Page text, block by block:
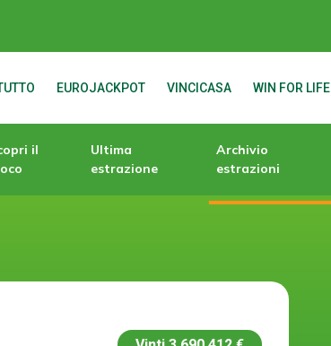
EUROJACKPOT VINCICASA WIN FOR LIFE
il
Ultima
estrazione
Archivio
estrazioni